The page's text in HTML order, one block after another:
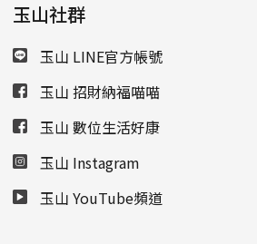
玉山社群
玉山 LINE官方帳號
玉山 招財納福喵喵
玉山 數位生活好康
玉山 Instagram
玉山 YouTube頻道